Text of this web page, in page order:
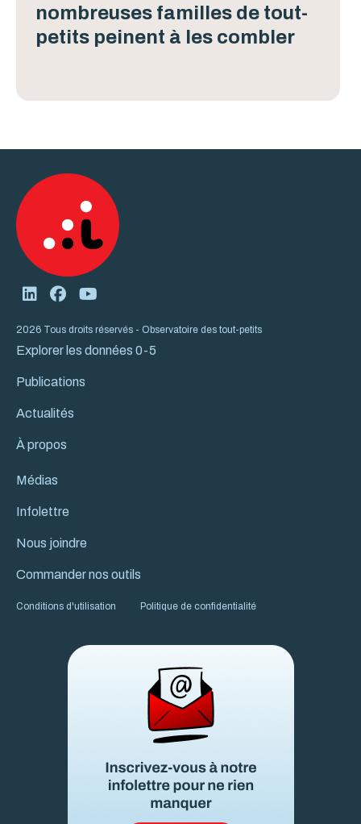
nombreuses familles de tout-
petits peinent à les combler
2026 Tous droits réservés - Observatoire des tout-petits
Explorer les données 0-5
Publications
Actualités
À propos
Médias
Infolettre
Nous joindre
Commander nos outils
Conditions d'utilisation Politique de confidentialité